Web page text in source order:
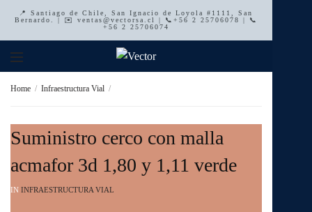
📍 Santiago de Chile, San Ignacio de Loyola #1111, San
Bernardo. | ✉️ ventas@vectorsa.cl | 📞+56 2 25706078 | 📞
+56 2 25706074
Home Infraestructura Vial
Suministro cerco con malla
acmafor 3d 1,80 y 1,11 verde
IN INFRAESTRUCTURA VIAL